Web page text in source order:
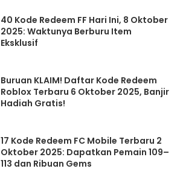
40 Kode Redeem FF Hari Ini, 8 Oktober
2025: Waktunya Berburu Item
Eksklusif
Buruan KLAIM! Daftar Kode Redeem
Roblox Terbaru 6 Oktober 2025, Banjir
Hadiah Gratis!
17 Kode Redeem FC Mobile Terbaru 2
Oktober 2025: Dapatkan Pemain 109–
113 dan Ribuan Gems